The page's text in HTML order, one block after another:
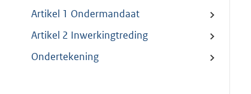
Artikel 1 Ondermandaat
Artikel 2 Inwerkingtreding
Ondertekening